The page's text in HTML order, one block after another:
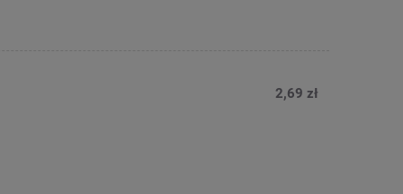
2,69 zł